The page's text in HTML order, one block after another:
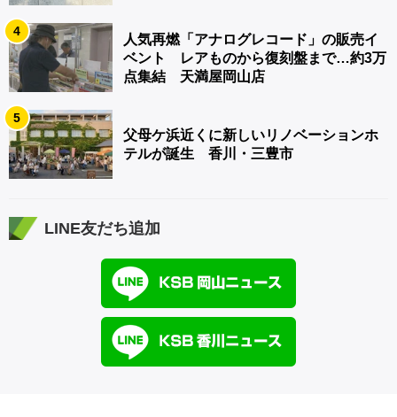
4
人気再燃「アナログレコード」の販売イ
ベント レアものから復刻盤まで…約3万
点集結 天満屋岡山店
5
父母ケ浜近くに新しいリノベーションホ
テルが誕生 香川・三豊市
LINE友だち追加